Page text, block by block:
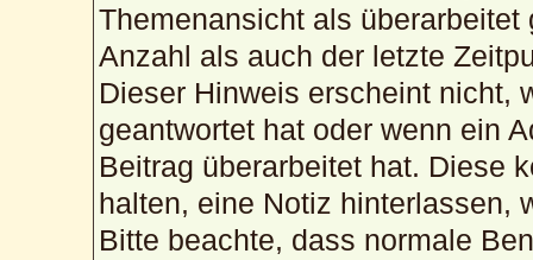
Themenansicht als
Anzahl als auch der letzte
Dieser Hinweis erscheint nicht,
geantwortet hat oder wenn ein
Beitrag überarbeitet hat. Diese
halten, eine Notiz hinterlassen,
Bitte beachte, dass normale